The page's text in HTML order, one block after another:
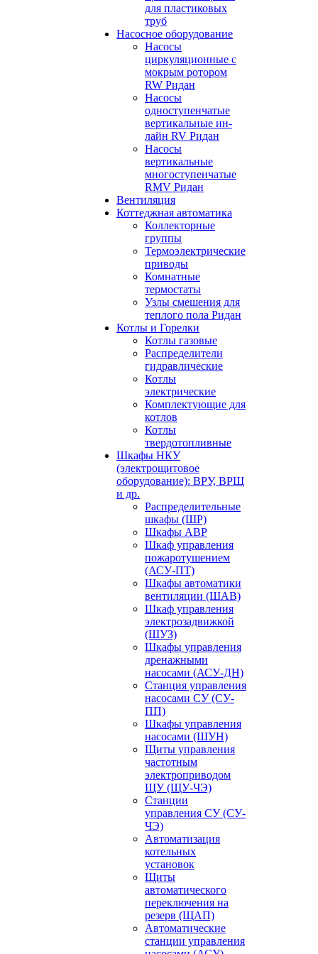
для пластиковых
труб
Насосное оборудование
Насосы
циркуляционные с
мокрым ротором
RW Ридан
Насосы
одноступенчатые
вертикальные ин-
лайн RV Ридан
Насосы
вертикальные
многоступенчатые
RMV Ридан
Вентиляция
Коттеджная автоматика
Коллекторные
группы
Термоэлектрические
приводы
Комнатные
термостаты
Узлы смешения для
теплого пола Ридан
Котлы и Горелки
Котлы газовые
Распределители
гидравлические
Котлы
электрические
Комплектующие для
котлов
Котлы
твердотопливные
Шкафы НКУ
(электрощитовое
оборудование): ВРУ, ВРЩ
и др.
Распределительные
шкафы (ШР)
Шкафы АВР
Шкаф управления
пожаротушением
(АСУ-ПТ)
Шкафы автоматики
вентиляции (ШАВ)
Шкаф управления
электрозадвижкой
(ШУЗ)
Шкафы управления
дренажными
насосами (АСУ-ДН)
Станция управления
насосами СУ (СУ-
ПП)
Шкафы управления
насосами (ШУН)
Щиты управления
частотным
электроприводом
ЩУ (ЩУ-ЧЭ)
Станции
управления СУ (СУ-
ЧЭ)
Автоматизация
котельных
установок
Щиты
автоматического
переключения на
резерв (ЩАП)
Автоматические
станции управления